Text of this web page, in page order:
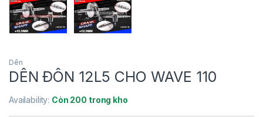
Dên
DÊN ĐÔN 12L5 CHO WAVE 110
Availability: Còn 200 trong kho